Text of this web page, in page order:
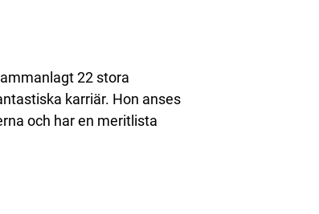
22 stora
karriär. Hon anses
och har en meritlista